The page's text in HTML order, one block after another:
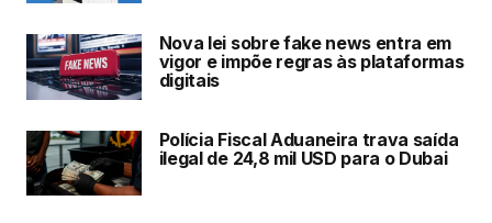
Nova lei sobre fake news entra em
vigor e impõe regras às plataformas
digitais
Polícia Fiscal Aduaneira trava saída
ilegal de 24,8 mil USD para o Dubai